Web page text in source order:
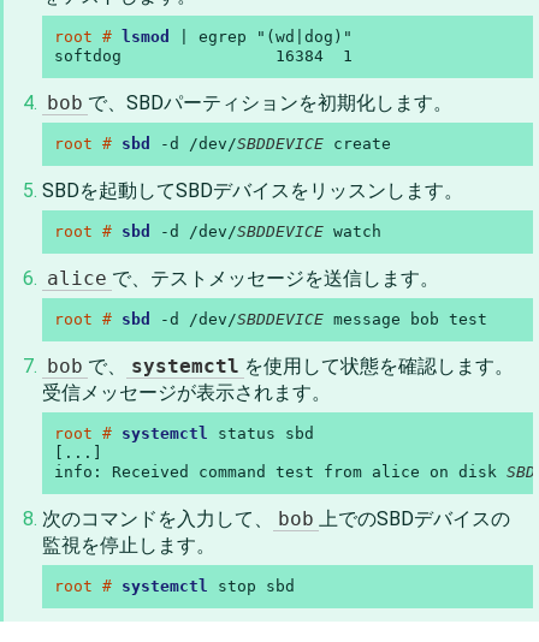
root # lsmod
| egrep "(wd|dog)"
softdog                16384  1
bob で、SBDパーティションを初期化します。
root # sbd -d /dev/SBDDEVICE create
SBDを起動してSBDデバイスをリッスンします。
root # sbd -d /dev/SBDDEVICE watch
alice で、テストメッセージを送信します。
root # sbd -d /dev/SBDDEVICE message bob test
bob で、 systemctl を使用して状態を確認します。
受信メッセージが表示されます。
root # systemctl status sbd
[...]
info: Received command test from alice on disk
次のコマンドを入力して、 bob 上でのSBDデバイスの
監視を停止します。
root # systemctl stop sbd